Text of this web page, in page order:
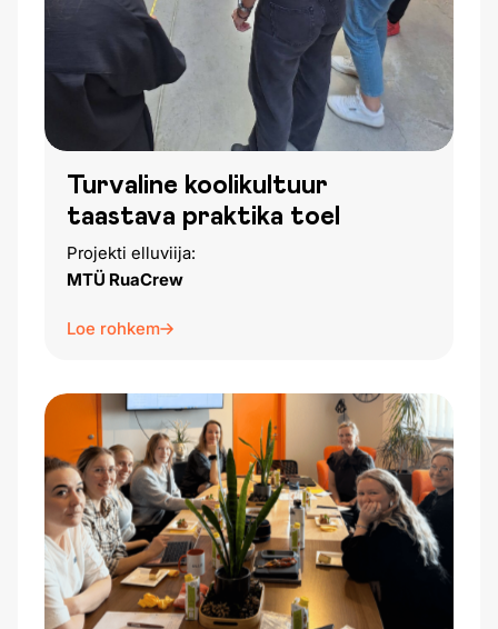
Turvaline koolikultuur
taastava praktika toel
Projekti elluviija:
MTÜ RuaCrew
Loe rohkem